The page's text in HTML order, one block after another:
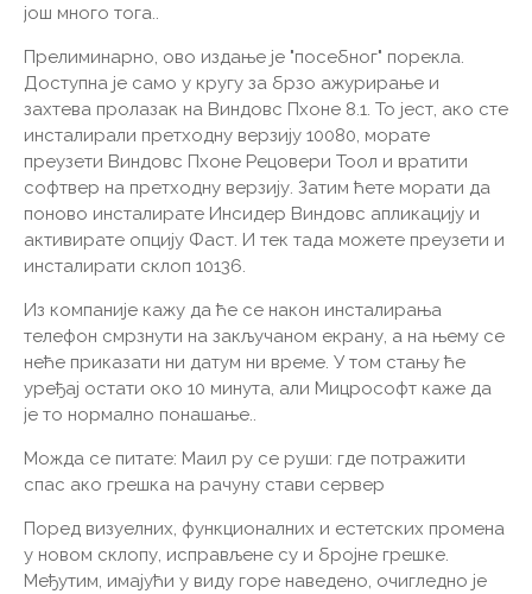
још много тога..
Прелиминарно, ово издање је "посебног" порекла.
Доступна је само у кругу за брзо ажурирање и
захтева пролазак на Виндовс Пхоне 8.1. То јест, ако сте
инсталирали претходну верзију 10080, морате
преузети Виндовс Пхоне Рецовери Тоол и вратити
софтвер на претходну верзију. Затим ћете морати да
поново инсталирате Инсидер Виндовс апликацију и
активирате опцију Фаст. И тек тада можете преузети и
инсталирати склоп 10136.
Из компаније кажу да ће се након инсталирања
телефон смрзнути на закључаном екрану, а на њему се
неће приказати ни датум ни време. У том стању ће
уређај остати око 10 минута, али Мицрософт каже да
је то нормално понашање..
Можда се питате: Маил ру се руши: где потражити
спас ако грешка на рачуну стави сервер
Поред визуелних, функционалних и естетских промена
у новом склопу, исправљене су и бројне грешке.
Међутим, имајући у виду горе наведено, очигледно је